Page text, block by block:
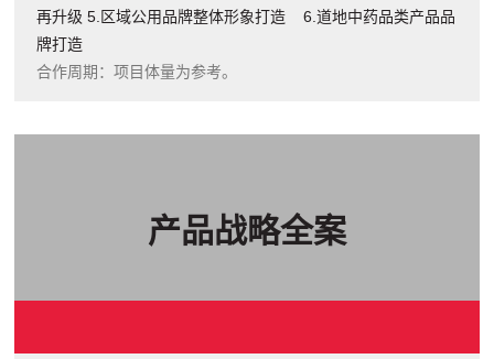
再升级5.区域公用品牌整体形象打造 6.道地中药品类产品品
牌打造
合作周期：项目体量为参考。
产品战略全案